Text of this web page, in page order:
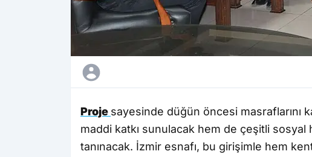
Proje sayesinde düğün öncesi masraflarını
maddi katkı sunulacak hem de çeşitli sosyal
tanınacak. İzmir esnafı, bu girişimle hem